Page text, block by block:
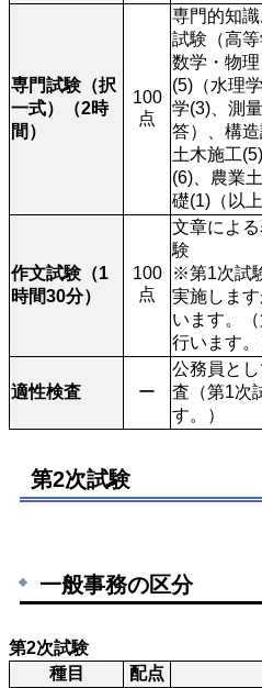
専門試験（択
一式）（2時
間）
100
点
専門的知
試験（高
数学・物
(5)（水理
学(3)、測
答）、構造
土木施工
(6)、農業
礎(1)（以
作文試験（1
時間30分）
100
点
文章によ
験
※第1次試
実施しま
います。
行います。
適性検査 ー
公務員と
査（第1次
す。）
第2次試験
一般事務の区分
第2次試験
種目
配点